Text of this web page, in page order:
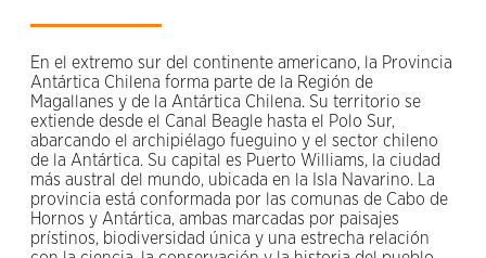
En el extremo sur del continente americano, la Provincia
Antártica Chilena forma parte de la Región de
Magallanes y de la Antártica Chilena. Su territorio se
extiende desde el Canal Beagle hasta el Polo Sur,
abarcando el archipiélago fueguino y el sector chileno
de la Antártica. Su capital es Puerto Williams, la ciudad
más austral del mundo, ubicada en la Isla Navarino. La
provincia está conformada por las comunas de Cabo de
Hornos y Antártica, ambas marcadas por paisajes
prístinos, biodiversidad única y una estrecha relación